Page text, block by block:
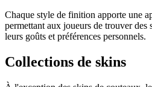
Chaque style de finition apporte une
permettant aux joueurs de trouver des
leurs goûts et préférences personnels.
Collections de skins